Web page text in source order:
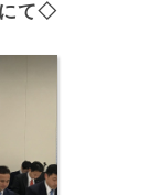
にて◇